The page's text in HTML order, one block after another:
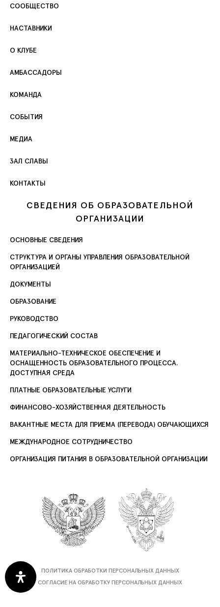
СООБЩЕСТВО
НАСТАВНИКИ
О КЛУБЕ
АМБАССАДОРЫ
КОМАНДА
СОБЫТИЯ
МЕДИА
ЗАЛ СЛАВЫ
КОНТАКТЫ
СВЕДЕНИЯ ОБ ОБРАЗОВАТЕЛЬНОЙ
ОРГАНИЗАЦИИ
ОСНОВНЫЕ СВЕДЕНИЯ
СТРУКТУРА И ОРГАНЫ УПРАВЛЕНИЯ ОБРАЗОВАТЕЛЬНОЙ
ОРГАНИЗАЦИЕЙ
ДОКУМЕНТЫ
ОБРАЗОВАНИЕ
РУКОВОДСТВО
ПЕДАГОГИЧЕСКИЙ СОСТАВ
МАТЕРИАЛЬНО-ТЕХНИЧЕСКОЕ ОБЕСПЕЧЕНИЕ И
ОСНАЩЕННОСТЬ ОБРАЗОВАТЕЛЬНОГО ПРОЦЕССА.
ДОСТУПНАЯ СРЕДА
ПЛАТНЫЕ ОБРАЗОВАТЕЛЬНЫЕ УСЛУГИ
ФИНАНСОВО-ХОЗЯЙСТВЕННАЯ ДЕЯТЕЛЬНОСТЬ
ВАКАНТНЫЕ МЕСТА ДЛЯ ПРИЕМА (ПЕРЕВОДА) ОБУЧАЮЩИХСЯ
МЕЖДУНАРОДНОЕ СОТРУДНИЧЕСТВО
ОРГАНИЗАЦИЯ ПИТАНИЯ В ОБРАЗОВАТЕЛЬНОЙ ОРГАНИЗАЦИИ
ПОЛИТИКА ОБРАБОТКИ ПЕРСОНАЛЬНЫХ ДАННЫХ
СОГЛАСИЕ НА ОБРАБОТКУ ПЕРСОНАЛЬНЫХ ДАННЫХ